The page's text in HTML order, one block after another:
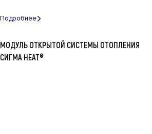
МОДУЛЬ ОТКРЫТОЙ СИСТЕМЫ ОТОПЛЕНИЯ
СИГМА HEAT®